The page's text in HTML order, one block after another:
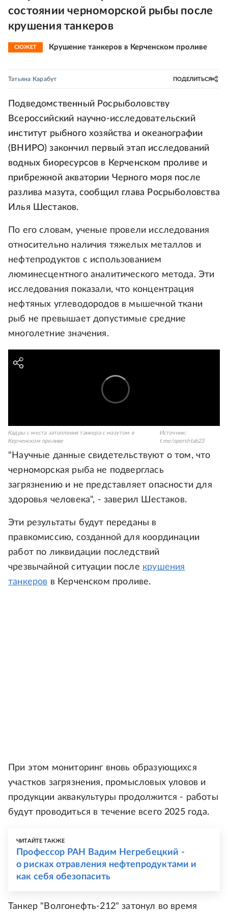
состоянии черноморской рыбы после
крушения танкеров
СЮЖЕТ Крушение танкеров в Керченском проливе
Татьяна Карабут ПОДЕЛИТЬСЯ
Подведомственный Росрыболовству
Всероссийский научно-исследовательский
институт рыбного хозяйства и океанографии
(ВНИРО) закончил первый этап исследований
водных биоресурсов в Керченском проливе и
прибрежной акватории Черного моря после
разлива мазута, сообщил глава Росрыболовства
Илья Шестаков.
По его словам, ученые провели исследования
относительно наличия тяжелых металлов и
нефтепродуктов с использованием
люминесцентного аналитического метода. Эти
исследования показали, что концентрация
нефтяных углеводородов в мышечной ткани
рыб не превышает допустимые средние
многолетние значения.
Кадры с места затопления танкера с мазутом в
Керченском проливе
Источник:
t.me/opershtab23
"Научные данные свидетельствуют о том, что
черноморская рыба не подверглась
загрязнению и не представляет опасности для
здоровья человека", - заверил Шестаков.
Эти результаты будут переданы в
правкомиссию, созданной для координации
работ по ликвидации последствий
чрезвычайной ситуации после крушения
танкеров в Керченском проливе.
При этом мониторинг вновь образующихся
участков загрязнения, промысловых уловов и
продукции аквакультуры продолжится - работы
будут проводиться в течение всего 2025 года.
ЧИТАЙТЕ ТАКЖЕ
Профессор РАН Вадим Негребецкий -
о рисках отравления нефтепродуктами и
как себя обезопасить
Танкер "Волгонефть-212" затонул во время